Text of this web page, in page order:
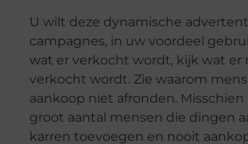
U wilt deze dynamische
campagnes, in uw voordeel
wat er verkocht wordt, kijk wat er
verkocht wordt. Zie waarom
aankoop niet afronden. Misschien
groot aantal mensen die dingen
karren toevoegen en nooit